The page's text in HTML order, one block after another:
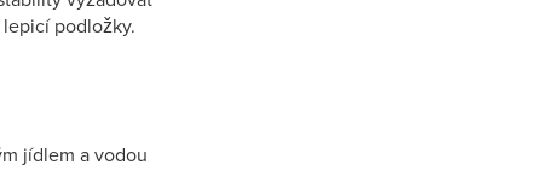
podložky.
jídlem a vodou